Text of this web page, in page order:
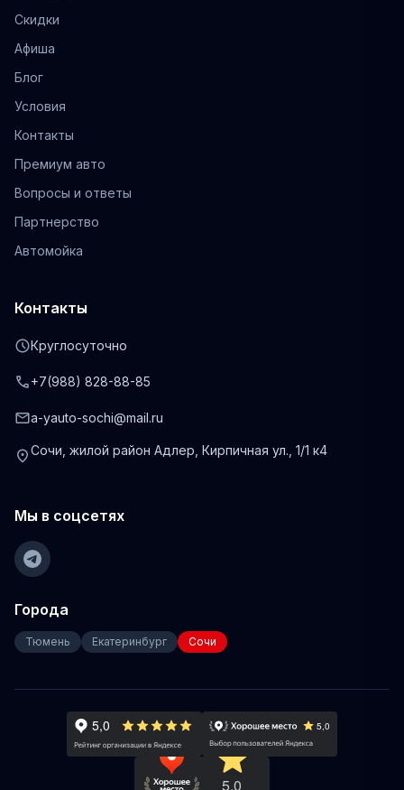
Скидки
Афиша
Блог
Условия
Контакты
Премиум авто
Вопросы и ответы
Партнерство
Автомойка
Контакты
scheduleКруглосуточно
phone+7(988) 828-88-85
maila-yauto-sochi@mail.ru
location_onСочи, жилой район Адлер, Кирпичная ул., 1/1 к4
Мы в соцсетях
Города
Тюмень Екатеринбург Сочи